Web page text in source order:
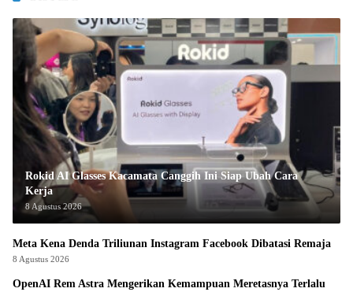
Rokid AI Glasses Kacamata Canggih Ini Siap Ubah Cara
Kerja
8 Agustus 2026
Meta Kena Denda Triliunan Instagram Facebook Dibatasi Remaja
8 Agustus 2026
OpenAI Rem Astra Mengerikan Kemampuan Meretasnya Terlalu